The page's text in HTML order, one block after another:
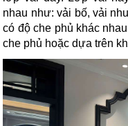
nhau như: vải bố, vải
có độ che phủ khác
che phủ hoặc dựa trên